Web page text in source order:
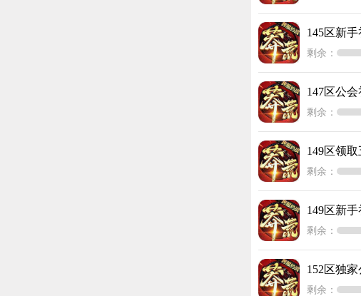
145区新
剩余：
147区公
剩余：
149区领
剩余：
149区新
剩余：
152区独
剩余：